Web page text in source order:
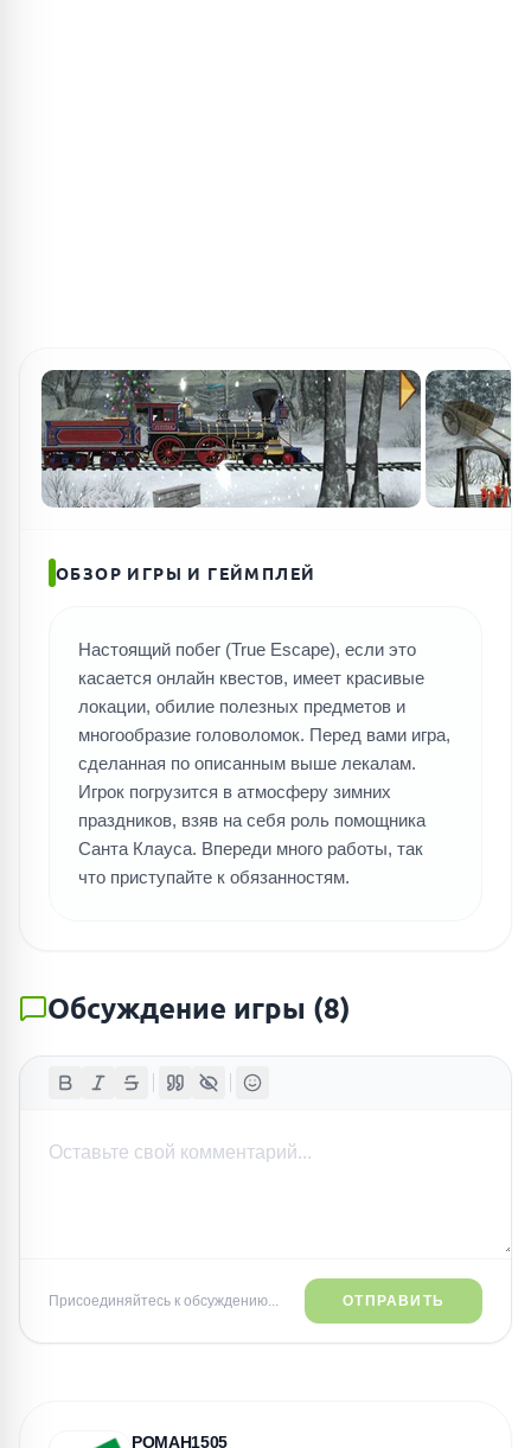
ПОИСК ИГР
ОБЗОР ИГРЫ И ГЕЙМПЛЕЙ
Настоящий побег (True Escape), если это
касается онлайн квестов, имеет красивые
локации, обилие полезных предметов и
многообразие головоломок. Перед вами игра,
сделанная по описанным выше лекалам.
Игрок погрузится в атмосферу зимних
праздников, взяв на себя роль помощника
Санта Клауса. Впереди много работы, так
что приступайте к обязанностям.
Обсуждение игры (8)
Присоединяйтесь к обсуждению... ОТПРАВИТЬ
РОМАН1505